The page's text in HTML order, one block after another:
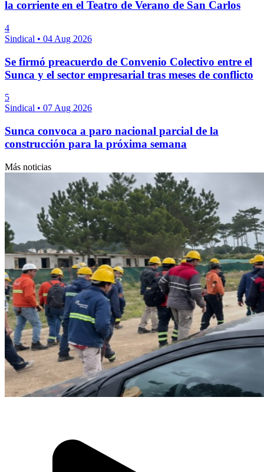
la corriente en el Teatro de Verano de San Carlos
4
Sindical • 04 Aug 2026
Se firmó preacuerdo de Convenio Colectivo entre el
Sunca y el sector empresarial tras meses de conflicto
5
Sindical • 07 Aug 2026
Sunca convoca a paro nacional parcial de la
construcción para la próxima semana
Más noticias